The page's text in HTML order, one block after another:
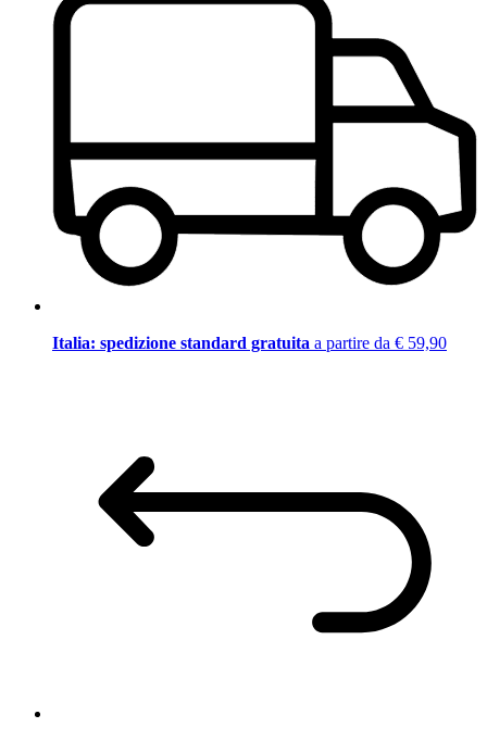
Italia: spedizione standard gratuita a partire da € 59,90